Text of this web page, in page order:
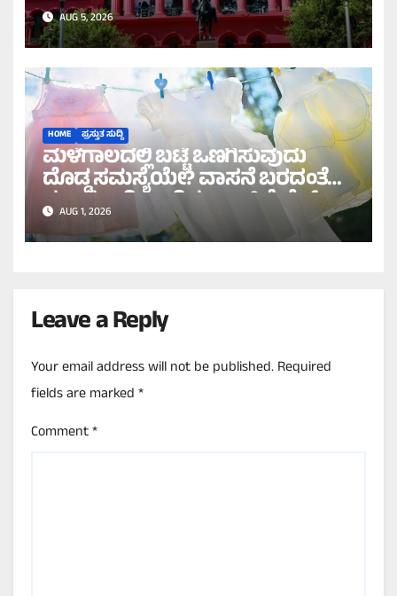
ದಾಖಲೆಗಳನ್ನು ಡಿಲೀಟ್ ಮಾಡಲು
ಹೈಕೋರ್ಟ್ ಸೂಚನೆ!
AUG 5, 2026
HOME ಪ್ರಸ್ತುತ ಸುದ್ದಿ
ಮಳೆಗಾಲದಲ್ಲಿ ಬಟ್ಟೆ ಒಣಗಿಸುವುದು
ದೊಡ್ಡ ಸಮಸ್ಯೆಯೇ? ವಾಸನೆ ಬರದಂತೆ
ಸುಲಭವಾಗಿ ಒಣಗಿಸಲು ಇಲ್ಲಿವೆ ಬೆಸ್ಟ್
ಟಿಪ್ಸ್!
AUG 1, 2026
Leave a Reply
Your email address will not be published.Required
fields are marked*
Comment*